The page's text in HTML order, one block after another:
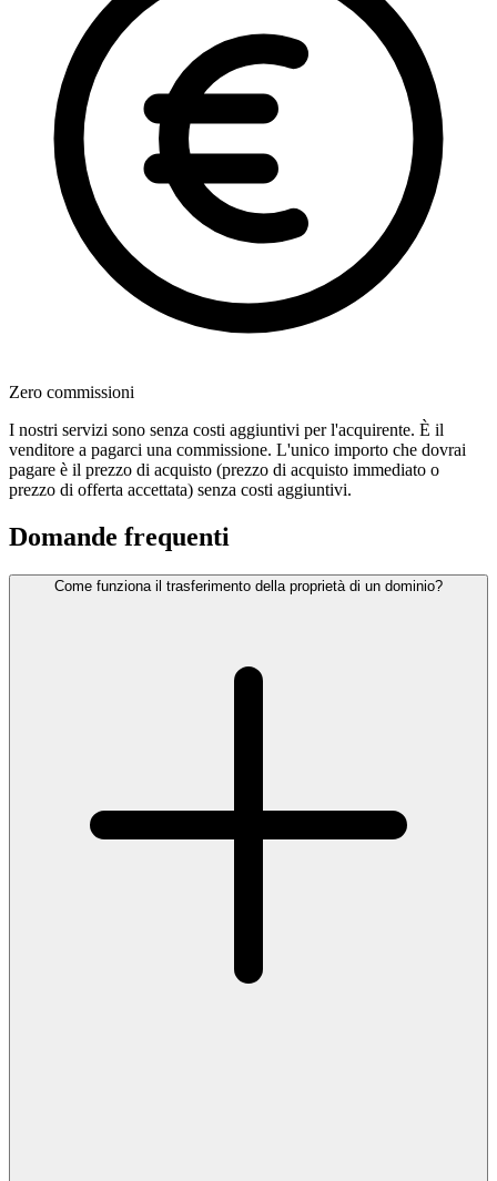
Zero commissioni
I nostri servizi sono senza costi aggiuntivi per l'acquirente. È il
venditore a pagarci una commissione. L'unico importo che dovrai
pagare è il prezzo di acquisto (prezzo di acquisto immediato o
prezzo di offerta accettata) senza costi aggiuntivi.
Domande frequenti
Come funziona il trasferimento della proprietà di un dominio?